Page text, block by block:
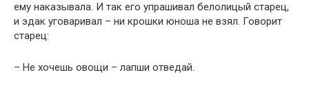
ему наказывала. И так его упрашивал белолицый старец,
и эдак уговаривал – ни крошки юноша не взял. Говорит
старец:
– Не хочешь овощи – лапши отведай.